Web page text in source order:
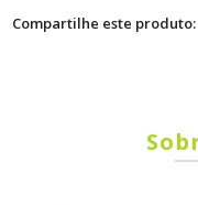
Compartilhe este produto: